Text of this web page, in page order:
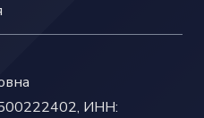
ИНН: